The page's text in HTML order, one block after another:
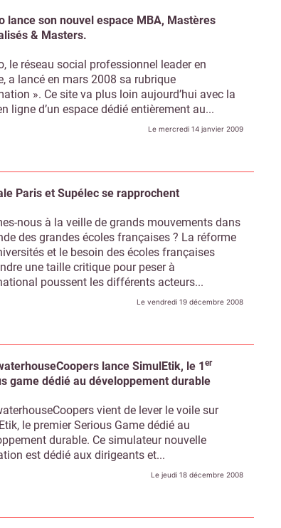
lance son nouvel espace MBA, Mastères
& Masters.
le réseau social professionnel leader en
a lancé en mars 2008 sa rubrique
». Ce site va plus loin aujourd’hui avec la
ligne d’un espace dédié entièrement au...
Le mercredi 14 janvier 2009
Paris et Supélec se rapprochent
nous à la veille de grands mouvements dans
des grandes écoles françaises ? La réforme
et le besoin des écoles françaises
une taille critique pour peser à
poussent les différents acteurs...
Le vendredi 19 décembre 2008
lance SimulEtik, le 1er
game dédié au développement durable
vient de lever le voile sur
le premier Serious Game dédié au
durable. Ce simulateur nouvelle
est dédié aux dirigeants et...
Le jeudi 18 décembre 2008
Matin Abonnez-vous à notre newsletter
Je déciderai plus tard